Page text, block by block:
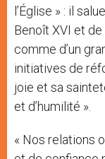
l’Église » : il
Benoît XVI et
comme d’un
initiatives de
joie et sa
et d’humilité ».
« Nos relations